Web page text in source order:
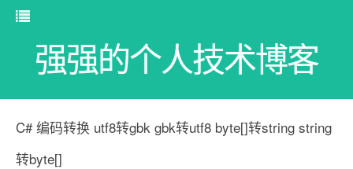
强强的个人技术博客
C# 编码转换 utf8转gbk gbk转utf8 byte[]转string string
转byte[]